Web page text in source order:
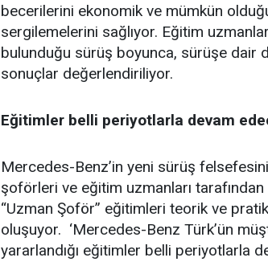
becerilerini ekonomik ve mümkün
sergilemelerini sağlıyor. Eğitim
bulunduğu sürüş boyunca, sürüşe dair
sonuçlar değerlendiriliyor.
Eğitimler belli periyotlarla devam
Mercedes-Benz’in yeni sürüş
şoförleri ve eğitim uzmanları
“Uzman Şoför” eğitimleri teorik ve
oluşuyor. ‘Mercedes-Benz Türk’ün
yararlandığı eğitimler belli periyotlarla